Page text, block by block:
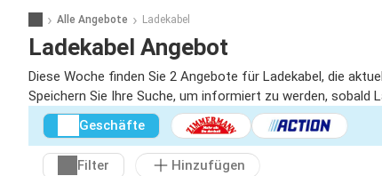
Alle Angebote Ladekabel
Ladekabel Angebot
Diese Woche finden Sie 2 Angebote für Ladekabel, die
Speichern Sie Ihre Suche, um informiert zu werden, sobald
Geschäfte
Filter
Hinzufügen